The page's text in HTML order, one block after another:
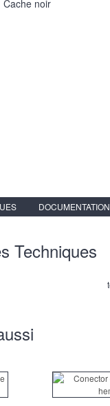
Cache noir
Techniques